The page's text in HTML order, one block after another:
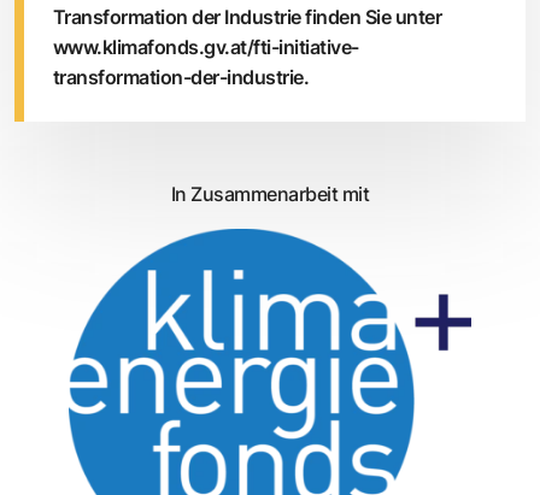
Transformation der Industrie finden Sie unter
www.klimafonds.gv.at/fti-initiative-
transformation-der-industrie.
In Zusammenarbeit mit